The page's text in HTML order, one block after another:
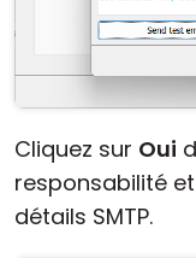
Cliquez sur Oui
responsabilité
détails SMTP.